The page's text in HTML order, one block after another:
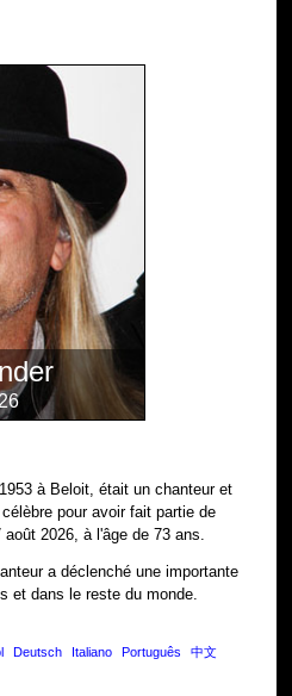
à Beloit, était un chanteur et
pour avoir fait partie de
août 2026, à l'âge de 73 ans.
a déclenché une importante
et dans le reste du monde.
Deutsch Italiano Português 中文